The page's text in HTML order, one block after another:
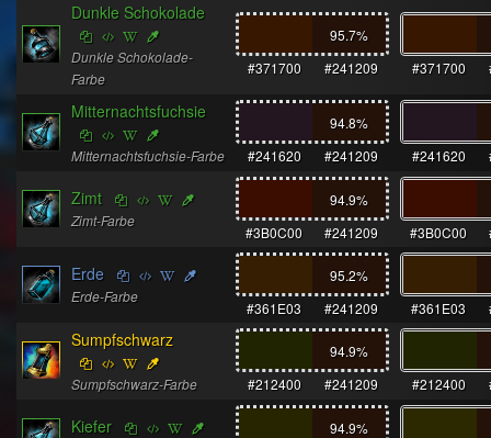
Dunkle Schokolade
Dunkle Schokolade-
Farbe
95.7%
#371700
#241209 #371700
Mitternachtsfuchsie
Mitternachtsfuchsie-Farbe
94.8%
#241620
#241209 #241620
Zimt
Zimt-Farbe
94.9%
#3B0C00
#241209 #3B0C00
Erde
Erde-Farbe
95.2%
#361E03
#241209 #361E03
Sumpfschwarz
Sumpfschwarz-Farbe
94.9%
#212400
#241209 #212400
Kiefer 94.9%